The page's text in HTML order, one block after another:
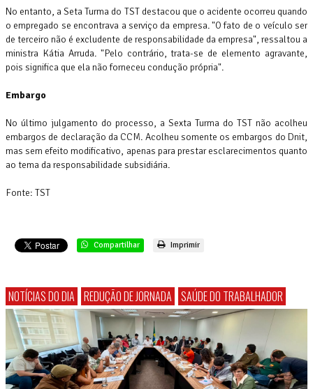
No entanto, a Seta Turma do TST destacou que o acidente ocorreu quando
o empregado se encontrava a serviço da empresa. "O fato de o veículo ser
de terceiro não é excludente de responsabilidade da empresa", ressaltou a
ministra Kátia Arruda. "Pelo contrário, trata-se de elemento agravante,
pois significa que ela não forneceu condução própria".
Embargo
No último julgamento do processo, a Sexta Turma do TST não acolheu
embargos de declaração da CCM. Acolheu somente os embargos do Dnit,
mas sem efeito modificativo, apenas para prestar esclarecimentos quanto
ao tema da responsabilidade subsidiária.
Fonte: TST
Compartilhar Imprimir
NOTÍCIAS DO DIA REDUÇÃO DE JORNADA SAÚDE DO TRABALHADOR